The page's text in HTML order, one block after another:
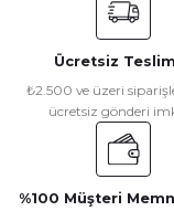
Ücretsiz
₺2.500 ve üzeri
ücretsiz gönderi
%100 Müşteri